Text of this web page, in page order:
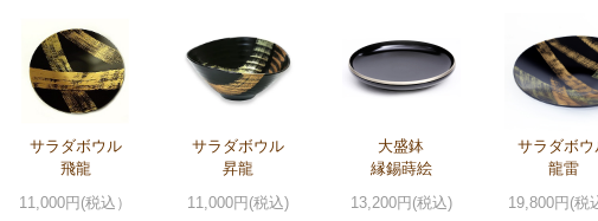
サラダボウル
飛龍
11,000円(税込）
サラダボウル
昇龍
11,000円(税込)
大盛鉢
縁錫蒔絵
13,200円(税込)
サラダボウ
龍雷
19,800円(税